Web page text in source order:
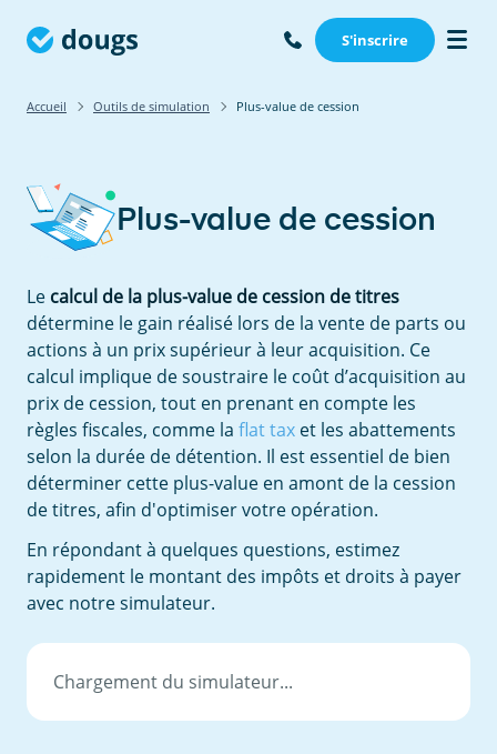
S'inscrire
Accueil Outils de simulation Plus-value de cession
Plus-value de cession
Le calcul de la plus-value de cession de titres
détermine le gain réalisé lors de la vente de parts ou
actions à un prix supérieur à leur acquisition. Ce
calcul implique de soustraire le coût d’acquisition au
prix de cession, tout en prenant en compte les
règles fiscales, comme la flat tax et les abattements
selon la durée de détention. Il est essentiel de bien
déterminer cette plus-value en amont de la cession
de titres, afin d'optimiser votre opération.
En répondant à quelques questions, estimez
rapidement le montant des impôts et droits à payer
avec notre simulateur.
Chargement du simulateur...